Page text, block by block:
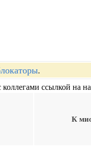
.
коллегами ссылкой на
К